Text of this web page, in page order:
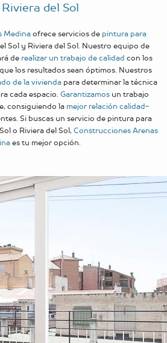
del Sol
Medinaofrece servicios de pintura para
Sol y Riviera del Sol. Nuestro equipo de
de realizar un trabajo de calidad con los
los resultados sean óptimos. Nuestros
de la viviendapara determinar la técnica
cada espacio. Garantizamos un trabajo
consiguiendo la mejor relación calidad-
Si buscas un servicio de pintura para
o Riviera del Sol, Construcciones Arenas
es tu mejor opción.